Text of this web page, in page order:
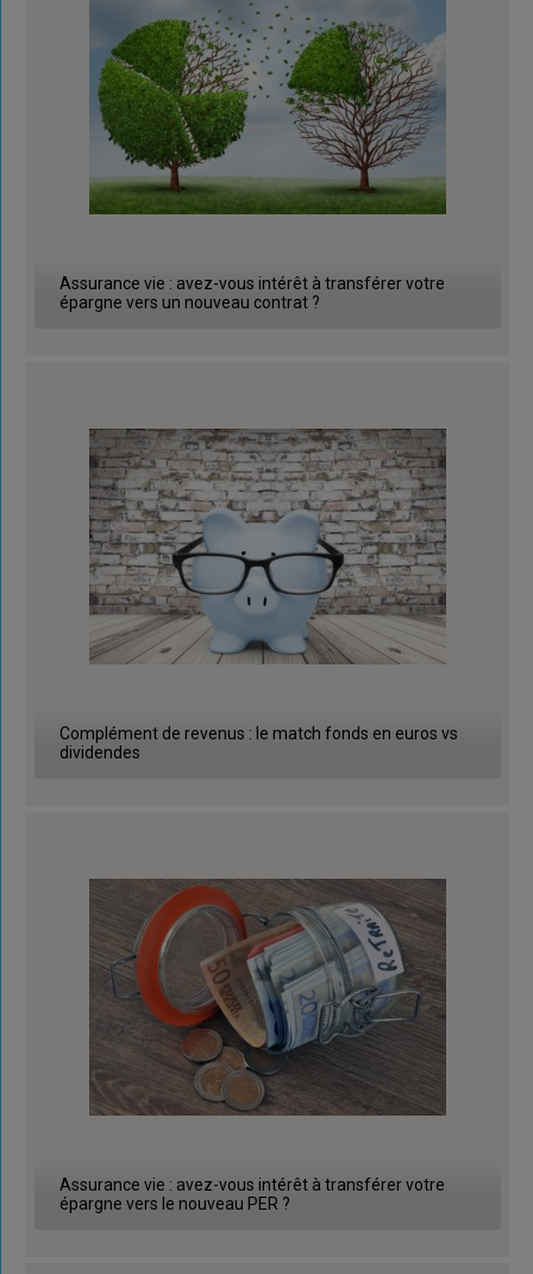
Assurance vie : avez-vous intérêt à transférer votre
épargne vers un nouveau contrat ?
Complément de revenus : le match fonds en euros vs
dividendes
Assurance vie : avez-vous intérêt à transférer votre
épargne vers le nouveau PER ?